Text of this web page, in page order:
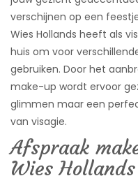
P
H
I
R
T
Y
I
N
G
verschijnen op een
Wies Hollands heeft als
huis om voor
gebruiken. Door het
make-up wordt ervoor
glimmen maar een
van visagie.
Afspraak
Wies Hollands